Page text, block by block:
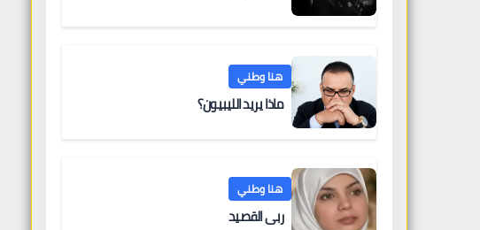
هنا وطني
ماذا يريد الليبيون؟
هنا وطني
ربى القصيد